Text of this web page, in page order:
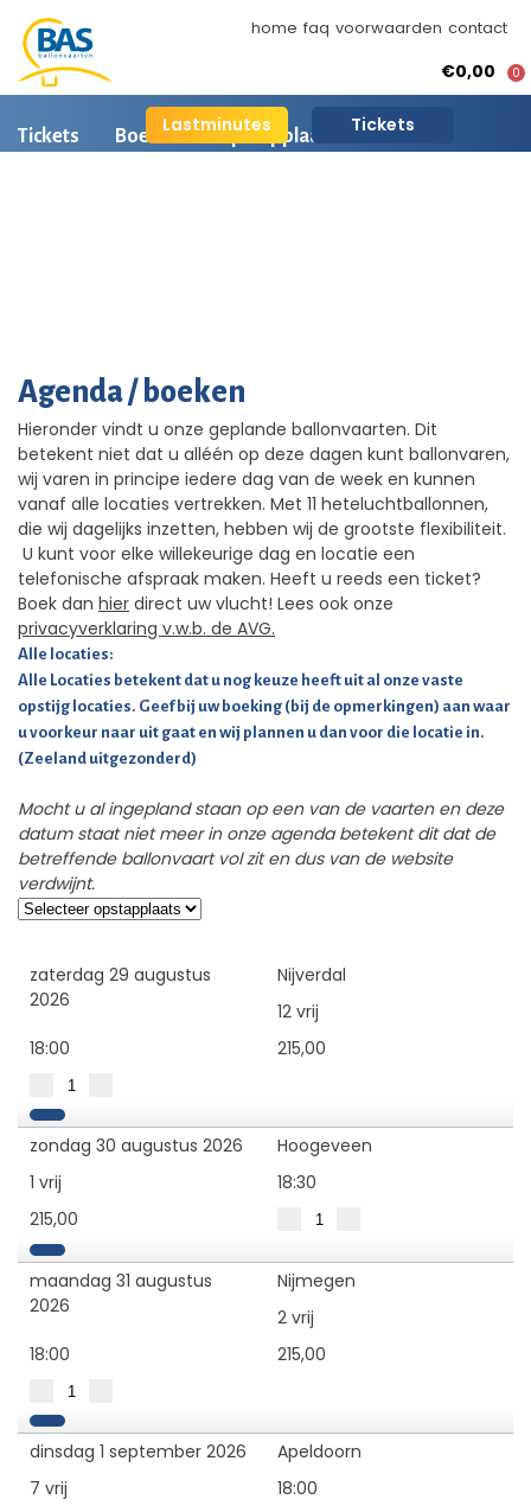
home faq voorwaarden contact
Lastminutes Tickets
€0,00 0
Tickets Boeken Opstapplaatsen
Agenda / boeken
Hieronder vindt u onze geplande ballonvaarten. Dit
betekent niet dat u alléén op deze dagen kunt ballonvaren,
wij varen in principe iedere dag van de week en kunnen
vanaf alle locaties vertrekken. Met 11 heteluchtballonnen,
die wij dagelijks inzetten, hebben wij de grootste flexibiliteit.
U kunt voor elke willekeurige dag en locatie een
telefonische afspraak maken. Heeft u reeds een ticket?
Boek dan hier direct uw vlucht! Lees ook onze
privacyverklaring v.w.b. de AVG.
Alle locaties:
Alle Locaties betekent dat u nog keuze heeft uit al onze vaste
opstijg locaties. Geef bij uw boeking (bij de opmerkingen) aan waar
u voorkeur naar uit gaat en wij plannen u dan voor die locatie in.
(Zeeland uitgezonderd)
Mocht u al ingepland staan op een van de vaarten en deze
datum staat niet meer in onze agenda betekent dit dat de
betreffende ballonvaart vol zit en dus van de website
verdwijnt.
zaterdag 29 augustus
2026
Nijverdal
12 vrij
18:00
215,00
zondag 30 augustus 2026
Hoogeveen
1 vrij
18:30
215,00
maandag 31 augustus
2026
Nijmegen
2 vrij
18:00
215,00
dinsdag 1 september 2026
Apeldoorn
7 vrij
18:00
BAS Ballonvaarten
AI is beschikbaar